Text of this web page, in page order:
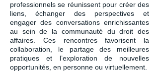
professionnels se réunissent pour créer des
liens, échanger des perspectives et
engager des conversations enrichissantes
au sein de la communauté du droit des
affaires. Ces rencontres favorisent la
collaboration, le partage des meilleures
pratiques et l’exploration de nouvelles
opportunités, en personne ou virtuellement.